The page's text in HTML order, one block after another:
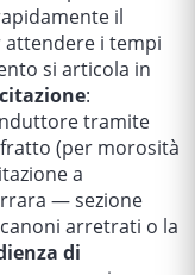
il
attendere i tempi
si articola in
:
tramite
(per morosità
a
— sezione
arretrati o la
di